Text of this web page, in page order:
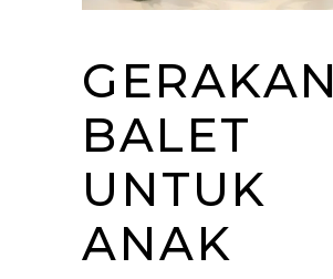
GERAKAN
BALET
UNTUK
ANAK